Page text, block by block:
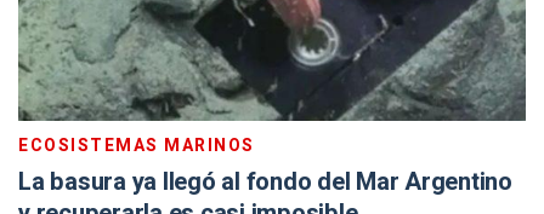
ECOSISTEMAS MARINOS
La basura ya llegó al fondo del Mar Argentino